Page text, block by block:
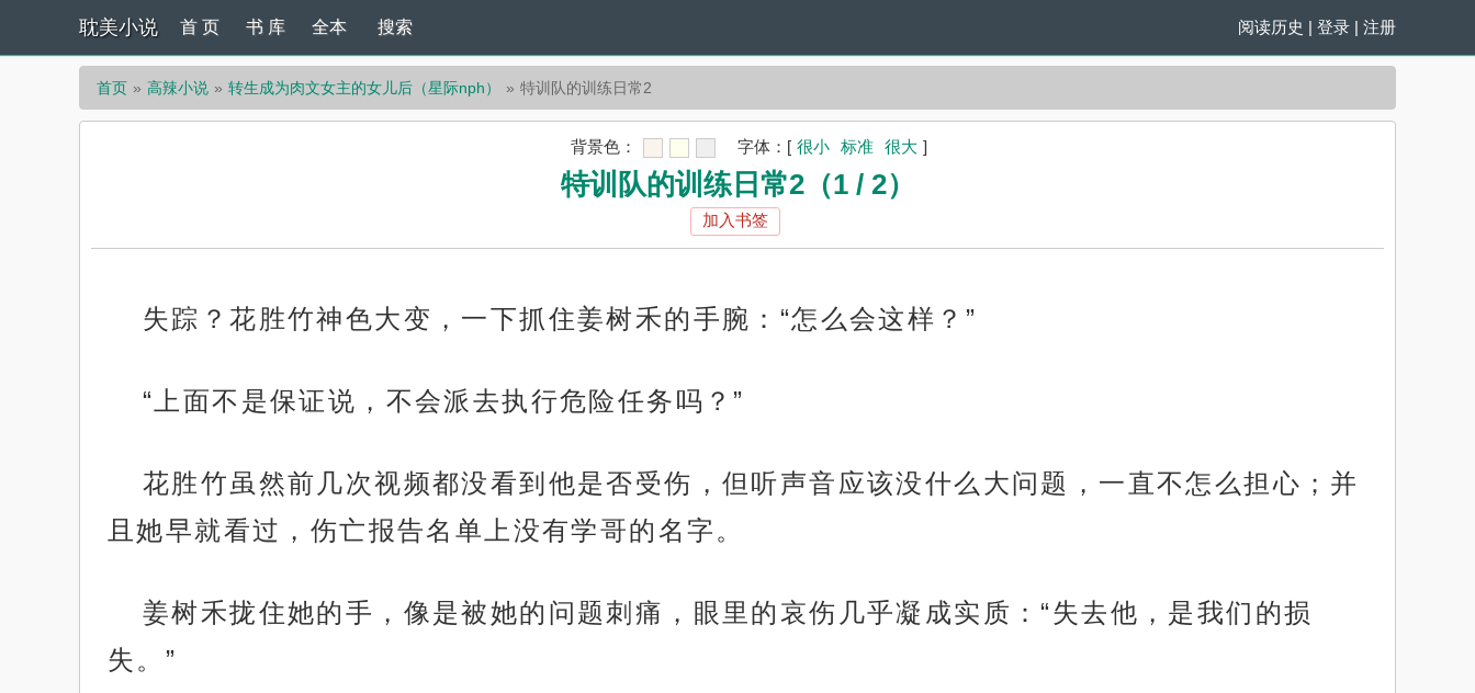
耽美小说 阅读历史 | 登录 | 注册
首 页 书 库 全本 搜索
首页 高辣小说 转生成为肉文女主的女儿后（星际nph） 特训队的训练日常2
背景色： 字体： [ 很小 标准 很大 ]
特训队的训练日常2（1 / 2）
加入书签
失踪？花胜竹神色大变，一下抓住姜树禾的手腕：“怎么会这样？”
“上面不是保证说，不会派去执行危险任务吗？”
花胜竹虽然前几次视频都没看到他是否受伤，但听声音应该没什么大问题，一直不怎么担心；并
且她早就看过，伤亡报告名单上没有学哥的名字。
姜树禾拢住她的手，像是被她的问题刺痛，眼里的哀伤几乎凝成实质：“失去他，是我们的损
失。”